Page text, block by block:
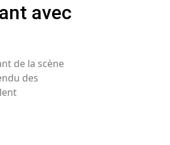
avec
de la scène
des